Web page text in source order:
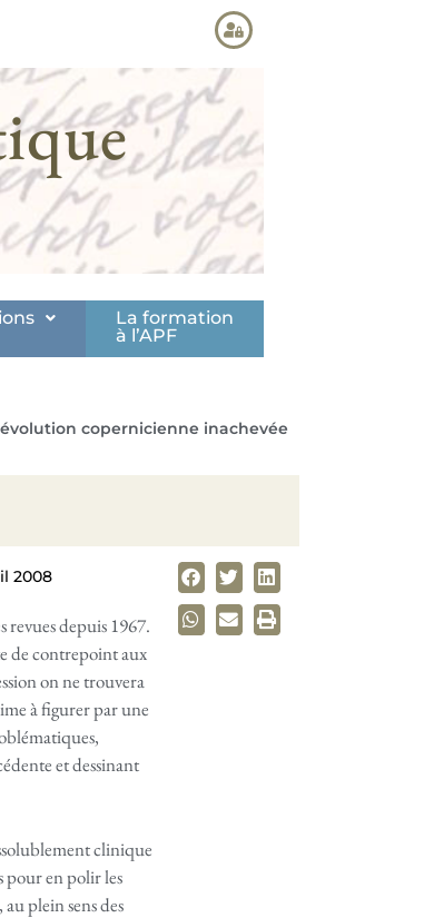
La formation
à l’APF
copernicienne inachevée
2008
revues depuis 1967.
de contrepoint aux
on ne trouvera
à figurer par une
et dessinant
clinique
pour en polir les
plein sens des